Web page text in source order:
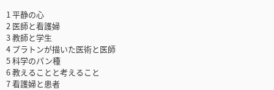
1 平静の心
2 医師と看護婦
3 教師と学生
4 プラトンが描いた医術と医師
5 科学のパン種
6 教えることと考えること
7 看護婦と患者